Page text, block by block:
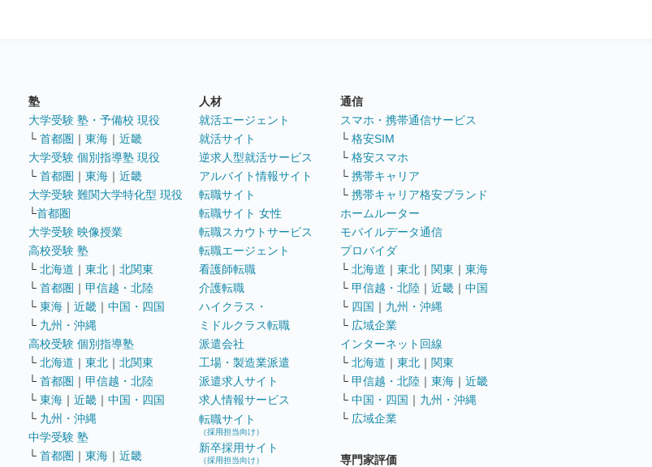
塾
大学受験 塾・予備校 現役
└ 首都圏 ｜ 東海 ｜ 近畿
大学受験 個別指導塾 現役
└ 首都圏 ｜ 東海 ｜ 近畿
大学受験 難関大学特化型 現役
└首都圏
大学受験 映像授業
高校受験 塾
└ 北海道 ｜ 東北 ｜ 北関東
└ 首都圏 ｜ 甲信越・北陸
└ 東海 ｜ 近畿 ｜ 中国・四国
└ 九州・沖縄
高校受験 個別指導塾
└ 北海道 ｜ 東北 ｜ 北関東
└ 首都圏 ｜ 甲信越・北陸
└ 東海 ｜ 近畿 ｜ 中国・四国
└ 九州・沖縄
中学受験 塾
└ 首都圏 ｜ 東海 ｜ 近畿
人材
就活エージェント
就活サイト
逆求人型就活サービス
アルバイト情報サイト
転職サイト
転職サイト 女性
転職スカウトサービス
転職エージェント
看護師転職
介護転職
ハイクラス・
ミドルクラス転職
派遣会社
工場・製造業派遣
派遣求人サイト
求人情報サービス
転職サイト
（採用担当向け）
新卒採用サイト
（採用担当向け）
通信
スマホ・携帯通信サービス
└ 格安SIM
└ 格安スマホ
└ 携帯キャリア
└ 携帯キャリア格安ブランド
ホームルーター
モバイルデータ通信
プロバイダ
└ 北海道 ｜ 東北 ｜ 関東 ｜ 東海
└ 甲信越・北陸 ｜ 近畿 ｜ 中国
└ 四国 ｜ 九州・沖縄
└ 広域企業
インターネット回線
└ 北海道 ｜ 東北 ｜ 関東
└ 甲信越・北陸 ｜ 東海 ｜ 近畿
└ 中国・四国 ｜ 九州・沖縄
└ 広域企業
専門家評価